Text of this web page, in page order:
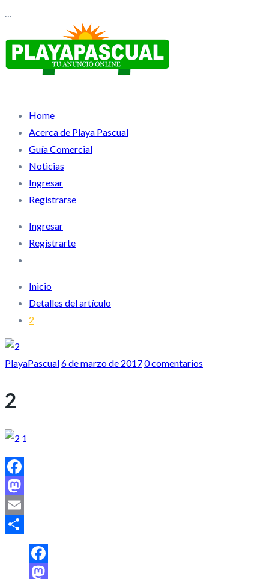
…
Home
Acerca de Playa Pascual
Guía Comercial
Noticias
Ingresar
Registrarse
Ingresar
Registrarte
Inicio
Detalles del artículo
2
PlayaPascual6 de marzo de 20170 comentarios
2
Facebook
Mastodon
Email
Facebook